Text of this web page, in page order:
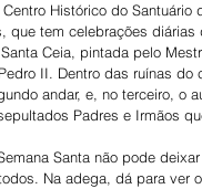
Histórico do
que tem celebrações
Ceia, pintada pelo
II. Dentro das ruínas
andar, e, no terceiro, o
Padres e Irmãos
Santa não pode
Na adega, dá para